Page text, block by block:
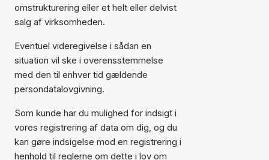
omstrukturering eller et helt eller delvist
salg af virksomheden.
Eventuel videregivelse i sådan en
situation vil ske i overensstemmelse
med den til enhver tid gældende
persondatalovgivning.
Som kunde har du mulighed for indsigt i
vores registrering af data om dig, og du
kan gøre indsigelse mod en registrering i
henhold til reglerne om dette i lov om